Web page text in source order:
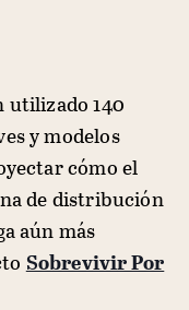
utilizado 140
y modelos
cómo el
de distribución
aún más
Sobrevivir Por